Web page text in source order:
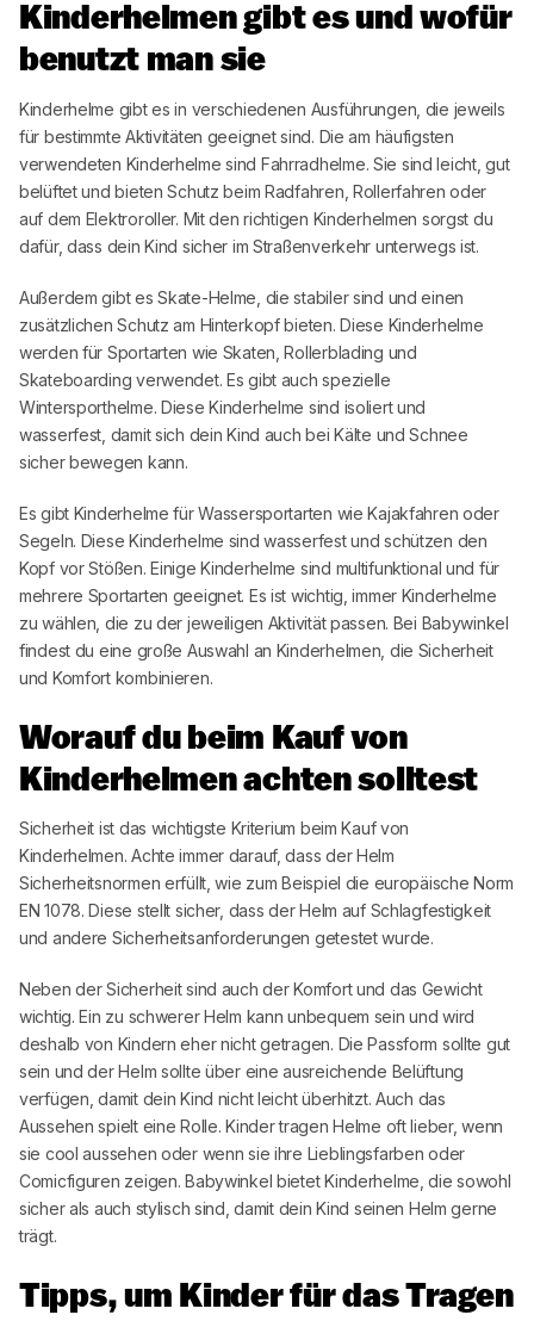
Kinderhelmen gibt es und wofür
benutzt man sie
Kinderhelme gibt es in verschiedenen Ausführungen, die jeweils
für bestimmte Aktivitäten geeignet sind. Die am häufigsten
verwendeten Kinderhelme sind Fahrradhelme. Sie sind leicht, gut
belüftet und bieten Schutz beim Radfahren, Rollerfahren oder
auf dem Elektroroller. Mit den richtigen Kinderhelmen sorgst du
dafür, dass dein Kind sicher im Straßenverkehr unterwegs ist.
Außerdem gibt es Skate-Helme, die stabiler sind und einen
zusätzlichen Schutz am Hinterkopf bieten. Diese Kinderhelme
werden für Sportarten wie Skaten, Rollerblading und
Skateboarding verwendet. Es gibt auch spezielle
Wintersporthelme. Diese Kinderhelme sind isoliert und
wasserfest, damit sich dein Kind auch bei Kälte und Schnee
sicher bewegen kann.
Es gibt Kinderhelme für Wassersportarten wie Kajakfahren oder
Segeln. Diese Kinderhelme sind wasserfest und schützen den
Kopf vor Stößen. Einige Kinderhelme sind multifunktional und für
mehrere Sportarten geeignet. Es ist wichtig, immer Kinderhelme
zu wählen, die zu der jeweiligen Aktivität passen. Bei Babywinkel
findest du eine große Auswahl an Kinderhelmen, die Sicherheit
und Komfort kombinieren.
Worauf du beim Kauf von
Kinderhelmen achten solltest
Sicherheit ist das wichtigste Kriterium beim Kauf von
Kinderhelmen. Achte immer darauf, dass der Helm
Sicherheitsnormen erfüllt, wie zum Beispiel die europäische Norm
EN 1078. Diese stellt sicher, dass der Helm auf Schlagfestigkeit
und andere Sicherheitsanforderungen getestet wurde.
Neben der Sicherheit sind auch der Komfort und das Gewicht
wichtig. Ein zu schwerer Helm kann unbequem sein und wird
deshalb von Kindern eher nicht getragen. Die Passform sollte gut
sein und der Helm sollte über eine ausreichende Belüftung
verfügen, damit dein Kind nicht leicht überhitzt. Auch das
Aussehen spielt eine Rolle. Kinder tragen Helme oft lieber, wenn
sie cool aussehen oder wenn sie ihre Lieblingsfarben oder
Comicfiguren zeigen.Babywinkel bietet Kinderhelme, die sowohl
sicher als auch stylisch sind, damit dein Kind seinen Helm gerne
trägt.
Tipps, um Kinder für das Tragen